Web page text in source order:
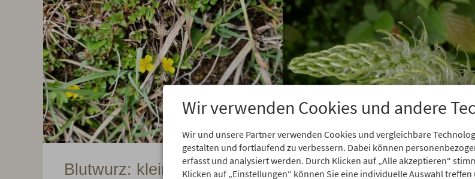
Blutwurz: klein, gelb,
Heimische
Wir verwenden Cookies und andere
Wir und unsere Partner verwenden Cookies und vergleichbare
gestalten und fortlaufend zu verbessern. Dabei können
erfasst und analysiert werden. Durch Klicken auf „Alle akzeptieren“
Klicken auf „Einstellungen“ können Sie eine individuelle Auswahl